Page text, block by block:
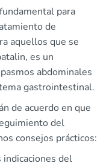
para
de
aquellos que se
es un
abdominales
gastrointestinal.
de acuerdo en que
del
consejos prácticos:
del